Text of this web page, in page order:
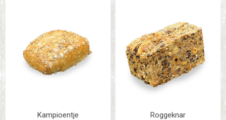
Kampioentje Roggeknar